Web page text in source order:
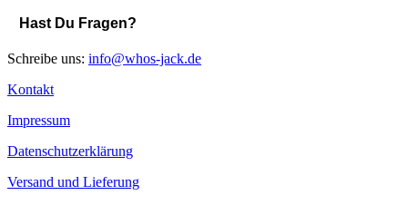
Hast Du Fragen?
Schreibe uns: info@whos-jack.de
Kontakt
Impressum
Datenschutzerklärung
Versand und Lieferung